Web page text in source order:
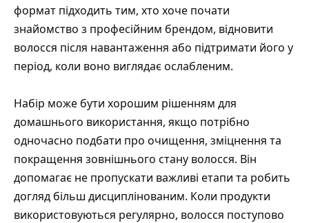
формат підходить тим, хто хоче почати
знайомство з професійним брендом, відновити
волосся після навантаження або підтримати його у
період, коли воно виглядає ослабленим.
Набір може бути хорошим рішенням для
домашнього використання, якщо потрібно
одночасно подбати про очищення, зміцнення та
покращення зовнішнього стану волосся. Він
допомагає не пропускати важливі етапи та робить
догляд більш дисциплінованим. Коли продукти
використовуються регулярно, волосся поступово